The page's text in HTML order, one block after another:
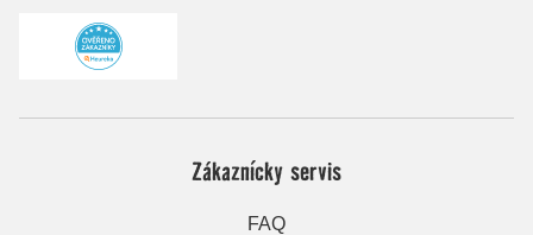
Zákaznícky servis
FAQ